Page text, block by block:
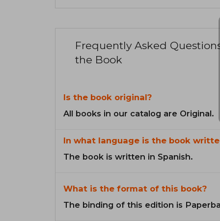
Frequently Asked
the Book
Is the book original?
All books in our catalog are Original.
In what language is the book
The book is written in Spanish.
What is the format of this book?
The binding of this edition is